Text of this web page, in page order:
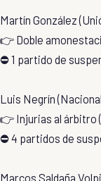
Martín González
👉 Doble
⛔ 1 partido de
Luis Negrín
👉 Injurias al árbitro
⛔ 4 partidos de
Marcos Saldaña